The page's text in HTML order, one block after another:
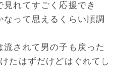
見れてすごく応援でき
って思えるくらい順調
されて男の子も戻った
たはずだけどはぐれてし